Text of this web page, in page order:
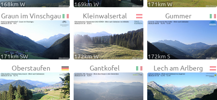
168km W 169km W 171km W
Graun im Vinschgau
171km SW
Kleinwalsertal
172km W
Gummer
172km S
Oberstaufen Gantkofel Lech am Arlberg